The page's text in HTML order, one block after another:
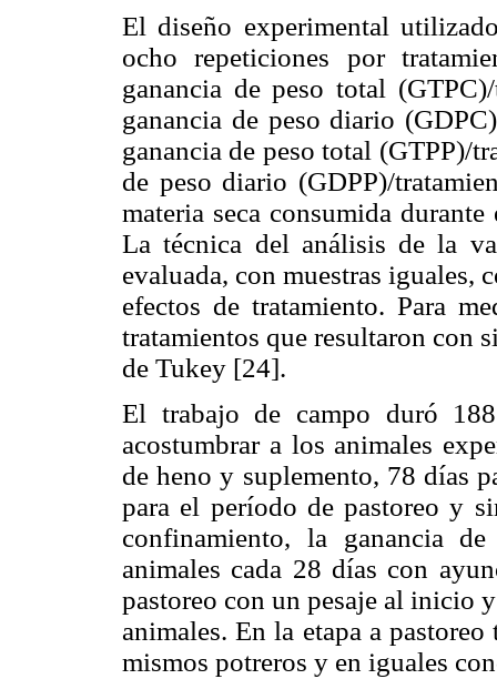
El diseño experimental
ocho repeticiones por
ganancia de peso total
ganancia de peso diario
ganancia de peso total (GTPP)/
de peso diario (GDPP)/
materia seca consumida
La técnica del análisis de la
evaluada, con muestras iguales,
efectos de tratamiento. Para
tratamientos que resultaron con
de Tukey [24].
El trabajo de campo duró
acostumbrar a los animales
de heno y suplemento, 78 días
para el período de pastoreo y
confinamiento, la ganancia
animales cada 28 días con
pastoreo con un pesaje al inicio
animales. En la etapa a
mismos potreros y en iguales